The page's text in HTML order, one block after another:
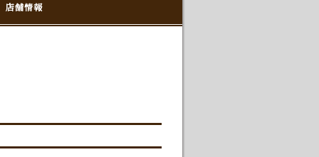
店舗情報